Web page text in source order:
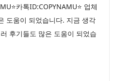
카톡ID:COPYNAMU⭐ 업체
도움이 되었습니다. 지금 생각
후기들도 많은 도움이 되었습